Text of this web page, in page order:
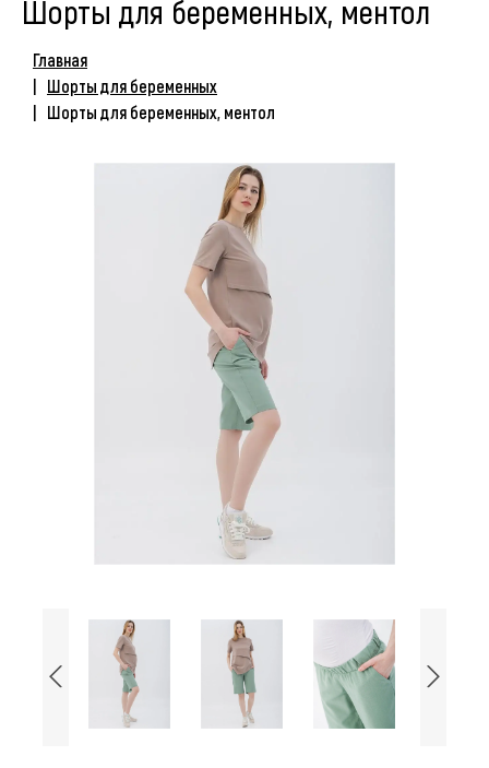
Шорты для беременных, ментол
Главная
Шорты для беременных
Шорты для беременных, ментол